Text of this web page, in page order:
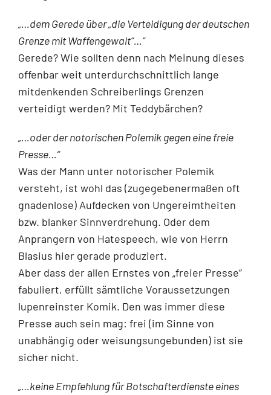
„…dem Gerede über „die Verteidigung der deutschen
Grenze mit Waffengewalt“…“
Gerede? Wie sollten denn nach Meinung dieses
offenbar weit unterdurchschnittlich lange
mitdenkenden Schreiberlings Grenzen
verteidigt werden? Mit Teddybärchen?
„…oder der notorischen Polemik gegen eine freie
Presse…“
Was der Mann unter notorischer Polemik
versteht, ist wohl das (zugegebenermaßen oft
gnadenlose) Aufdecken von Ungereimtheiten
bzw. blanker Sinnverdrehung. Oder dem
Anprangern von Hatespeech, wie von Herrn
Blasius hier gerade produziert.
Aber dass der allen Ernstes von „freier Presse“
fabuliert, erfüllt sämtliche Voraussetzungen
lupenreinster Komik. Den was immer diese
Presse auch sein mag: frei (im Sinne von
unabhängig oder weisungsungebunden) ist sie
sicher nicht.
„…keine Empfehlung für Botschafterdienste eines